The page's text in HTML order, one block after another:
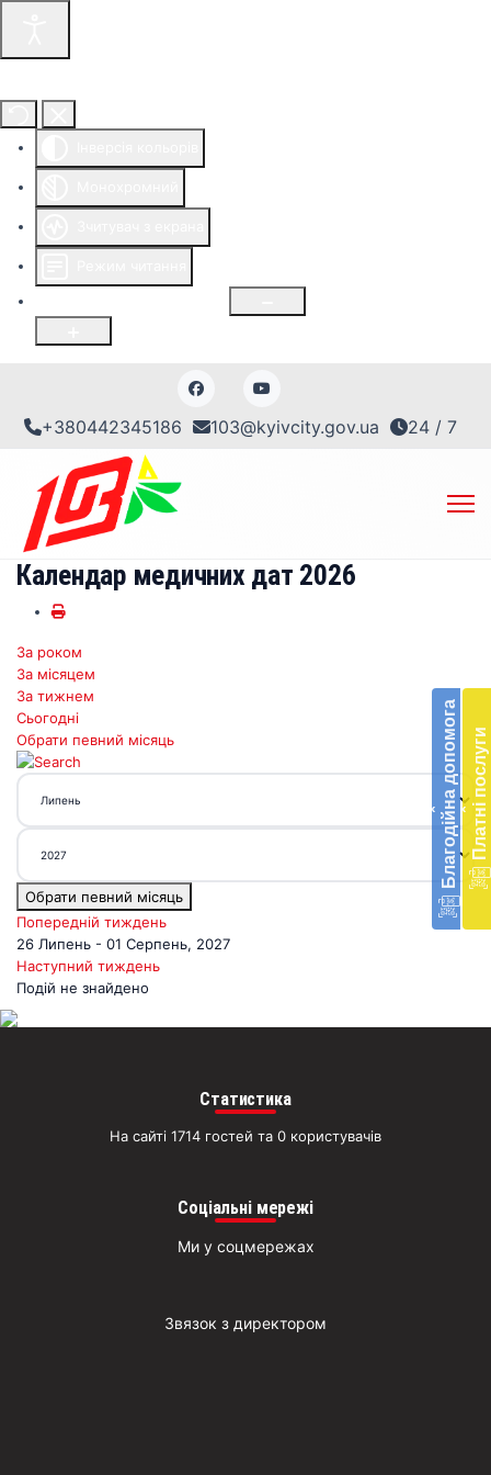
+380442345186 103@kyivcity.gov.ua 24 / 7
‹ Благодійна допомогав
‹ Платні послуги
Календар медичних дат 2026
За роком
За місяцем
За тижнем
Сьогодні
Обрати певний місяць
Обрати певний місяць
Попередній тиждень
26 Липень - 01 Серпень, 2027
Наступний тиждень
Подій не знайдено
Статистика
На сайті 1714 гостей та 0 користувачів
Соціальні мережі
Ми у соцмережах
Звязок з директором